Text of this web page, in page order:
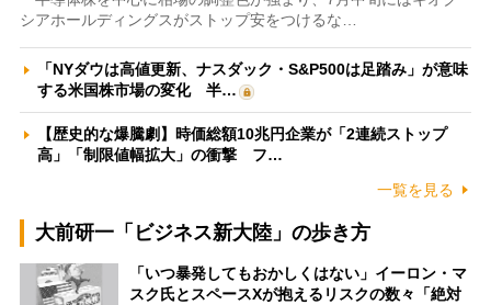
シアホールディングスがストップ安をつけるな…
「NYダウは高値更新、ナスダック・S&P500は足踏み」が意味
する米国株市場の変化 半…
【歴史的な爆騰劇】時価総額10兆円企業が「2連続ストップ
高」「制限値幅拡大」の衝撃 フ…
一覧を見る
大前研一「ビジネス新大陸」の歩き方
「いつ暴発してもおかしくはない」イーロン・マ
スク氏とスペースXが抱えるリスクの数々「絶対